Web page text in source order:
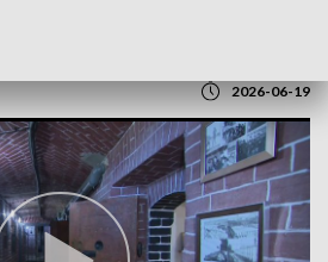
2026-06-19